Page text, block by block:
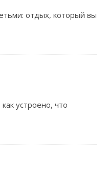
отдых, который вы
устроено, что